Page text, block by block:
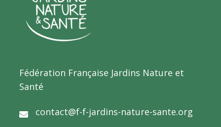
Fédération Française Jardins Nature et
Santé
contact@f-f-jardins-nature-sante.org